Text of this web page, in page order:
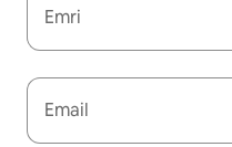
Emri
Email